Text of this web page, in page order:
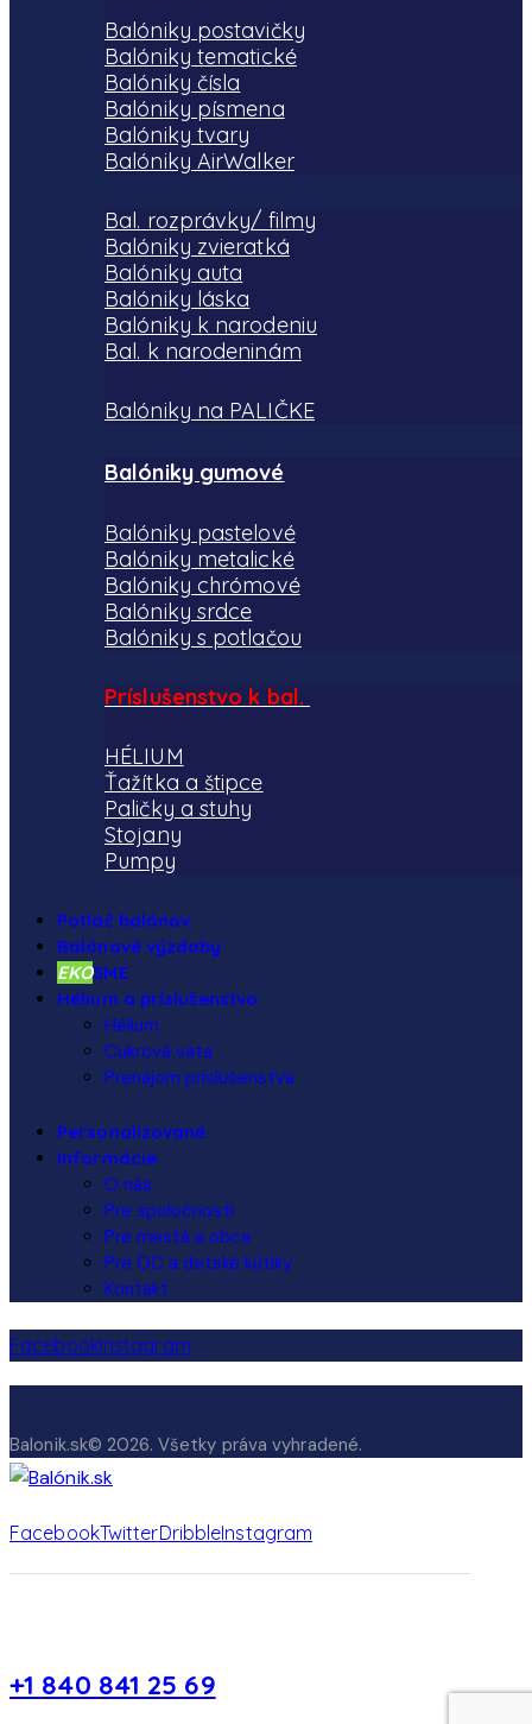
Balóniky postavičky
Balóniky tematické
Balóniky čísla
Balóniky písmena
Balóniky tvary
Balóniky AirWalker
Bal. rozprávky/ filmy
Balóniky zvieratká
Balóniky auta
Balóniky láska
Balóniky k narodeniu
Bal. k narodeninám
Balóniky na PALIČKE
Balóniky gumové
Balóniky pastelové
Balóniky metalické
Balóniky chrómové
Balóniky srdce
Balóniky s potlačou
Príslušenstvo k bal.
HÉLIUM
Ťažítka a štipce
Paličky a stuhy
Stojany
Pumpy
Potlač balónov
Balónové výzdoby
EKOSME
Hélium a príslušenstvo
Hélium
Cukrová vata
Prenájom príslušenstva
Personalizované
Informácie
O nás
Pre spoločnosti
Pre mestá a obce
Pre OC a detské kútiky
Kontakt
FacebookInstagram
Balonik.sk© 2026. Všetky práva vyhradené.
FacebookTwitterDribbleInstagram
+1 840 841 25 69